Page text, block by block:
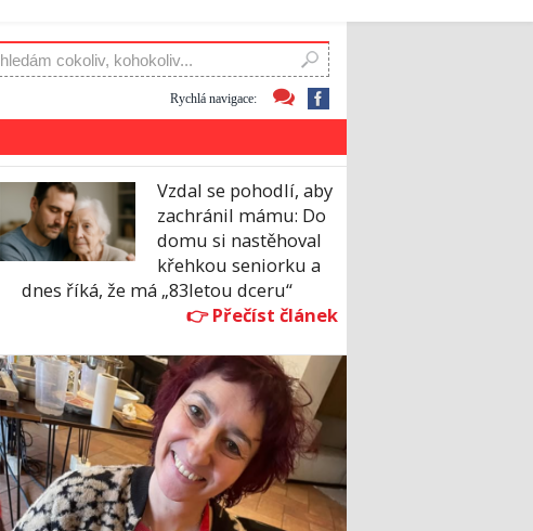
Rychlá navigace:
Vzdal se pohodlí, aby
zachránil mámu: Do
domu si nastěhoval
křehkou seniorku a
dnes říká, že má „83letou dceru“